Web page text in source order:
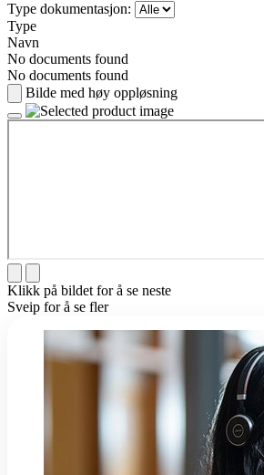
Type dokumentasjon:
Type
Navn
No documents found
No documents found
Bilde med høy oppløsning
Klikk på bildet for å se neste
Sveip for å se fler